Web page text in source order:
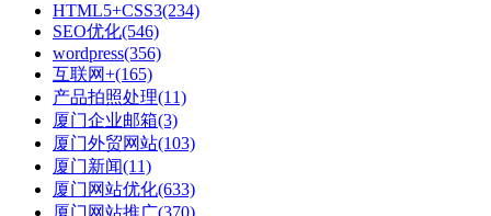
HTML5+CSS3(234)
SEO优化(546)
wordpress(356)
互联网+(165)
产品拍照处理(11)
厦门企业邮箱(3)
厦门外贸网站(103)
厦门新闻(11)
厦门网站优化(633)